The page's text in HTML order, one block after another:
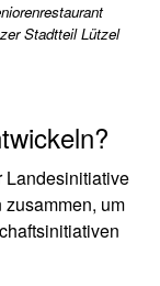
Stadtteil Lützel
Landesinitiative
um